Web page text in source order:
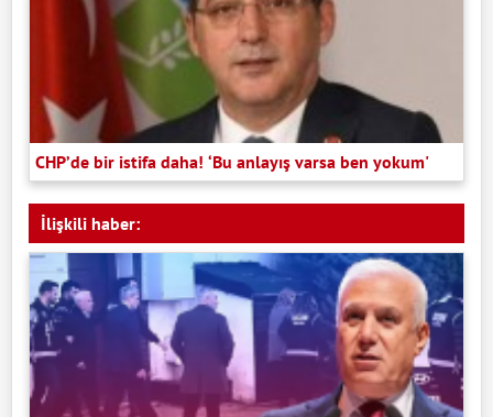
CHP’de bir istifa daha! ‘Bu anlayış varsa ben yokum'
İlişkili haber: